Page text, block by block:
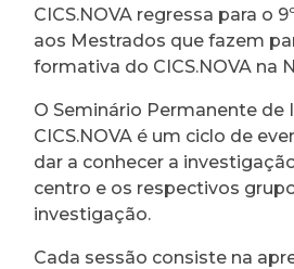
CICS.NOVA regressa para o
aos Mestrados que fazem
formativa do CICS.NOVA na
O Seminário Permanente de
CICS.NOVA é um ciclo de
dar a conhecer a
centro e os respectivos
investigação.
Cada sessão consiste na